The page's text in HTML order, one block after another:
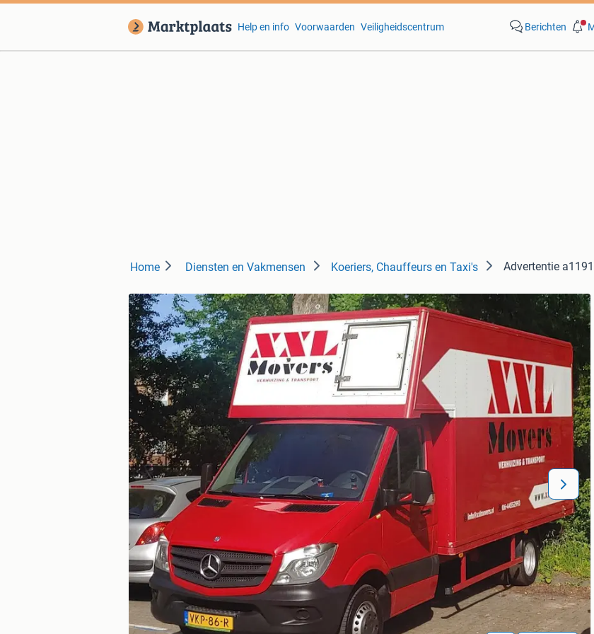
Help en info Voorwaarden Veiligheidscentrum Berichten
Home Diensten en Vakmensen Koeriers, Chauffeurs en Taxi's Advertentie